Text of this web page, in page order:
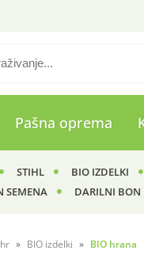
Pašna oprema
STIHL BIO IZDELKI
SEMENA
DARILNI BON
BIO izdelki BIO hrana